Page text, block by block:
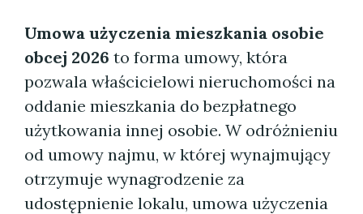
Umowa użyczenia mieszkania osobie
obcej 2026 to forma umowy, która
pozwala właścicielowi nieruchomości na
oddanie mieszkania do bezpłatnego
użytkowania innej osobie. W odróżnieniu
od umowy najmu, w której wynajmujący
otrzymuje wynagrodzenie za
udostępnienie lokalu, umowa użyczenia